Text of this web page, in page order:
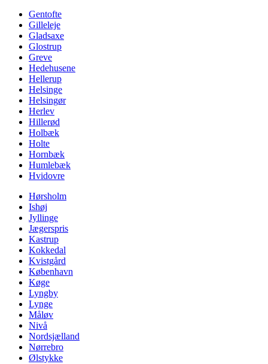
Gentofte
Gilleleje
Gladsaxe
Glostrup
Greve
Hedehusene
Hellerup
Helsinge
Helsingør
Herlev
Hillerød
Holbæk
Holte
Hornbæk
Humlebæk
Hvidovre
Hørsholm
Ishøj
Jyllinge
Jægerspris
Kastrup
Kokkedal
Kvistgård
København
Køge
Lyngby
Lynge
Måløv
Nivå
Nordsjælland
Nørrebro
Ølstykke